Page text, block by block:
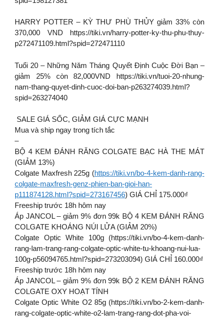
HARRY POTTER – KỲ THƯ PHÙ THỦY giảm 33% còn
370,000 VND https://tiki.vn/harry-potter-ky-thu-phu-thuy-
p272471109.html?spid=272471110
Tuổi 20 – Những Năm Tháng Quyết Định Cuộc Đời Bạn –
giảm 25% còn 82,000VND https://tiki.vn/tuoi-20-nhung-
nam-thang-quyet-dinh-cuoc-doi-ban-p263274039.html?
spid=263274040
SALE GIÁ SỐC, GIẢM GIÁ CỰC MẠNH
Mua và ship ngay trong tích tắc
–
BỘ 4 KEM ĐÁNH RĂNG COLGATE BẠC HÀ THE MÁT
(GIẢM 13%)
Colgate Maxfresh 225g (https://tiki.vn/bo-4-kem-danh-rang-
colgate-maxfresh-genz-phien-ban-gioi-han-
p111874128.html?spid=273167456) GIÁ CHỈ 175.000₫
Freeship trước 18h hôm nay
Áp JANCOL – giảm 9% đơn 99k BỘ 4 KEM ĐÁNH RĂNG
COLGATE KHOÁNG NÚI LỬA (GIẢM 20%)
Colgate Optic White 100g (https://tiki.vn/bo-4-kem-danh-
rang-lam-trang-rang-colgate-optic-white-tu-khoang-nui-lua-
100g-p56094765.html?spid=273203094) GIÁ CHỈ 160.000₫
Freeship trước 18h hôm nay
Áp JANCOL – giảm 9% đơn 99k BỘ 2 KEM ĐÁNH RĂNG
COLGATE OXY HOẠT TÍNH
Colgate Optic White O2 85g (https://tiki.vn/bo-2-kem-danh-
rang-colgate-optic-white-o2-lam-trang-rang-dot-pha-voi-